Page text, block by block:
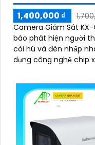
1,400,000 ₫
Camera Giám Sát
báo phát hiện người
còi hú và đèn nhấp
dụng công nghệ chip